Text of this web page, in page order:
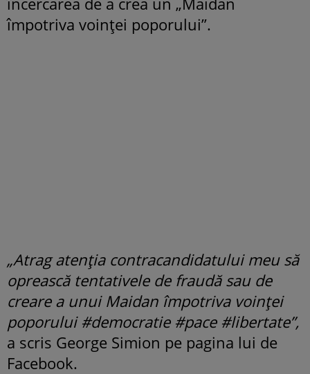
împotriva voinței poporului”.
„Atrag atenția contracandidatului meu să
oprească tentativele de fraudă sau de
creare a unui Maidan împotriva voinței
poporului #democratie #pace #libertate”,
a scris George Simion pe pagina lui de
Facebook.